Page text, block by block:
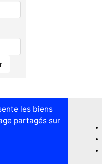
les biens
partagés sur